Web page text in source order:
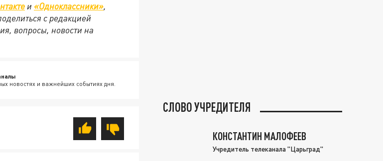
и «Одноклассники»,
с редакцией
вопросы, новости на
новостях и важнейших событиях дня.
СЛОВО УЧРЕДИТЕЛЯ
КОНСТАНТИН МАЛОФЕЕВ
Учредитель телеканала "Царьград"